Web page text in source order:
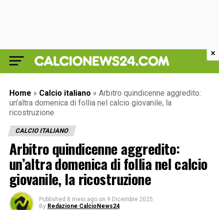
Home » Calcio italiano » Arbitro quindicenne aggredito:
un’altra domenica di follia nel calcio giovanile, la
ricostruzione
CALCIO ITALIANO
Arbitro quindicenne aggredito:
un’altra domenica di follia nel calcio
giovanile, la ricostruzione
Published 8 mesi ago on 9 Dicembre 2025
By Redazione CalcioNews24
×